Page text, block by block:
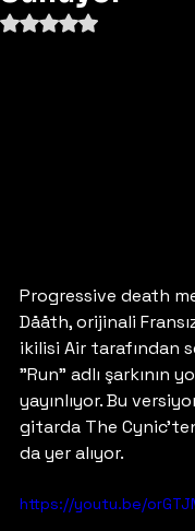
5 üzerinden NaN
Progressive death
Dååth, orijinali
ikilisi Air tarafından
"Run" adlı şarkının
yayınlıyor. Bu
gitarda The
da yer alıyor.
https://youtu.be/